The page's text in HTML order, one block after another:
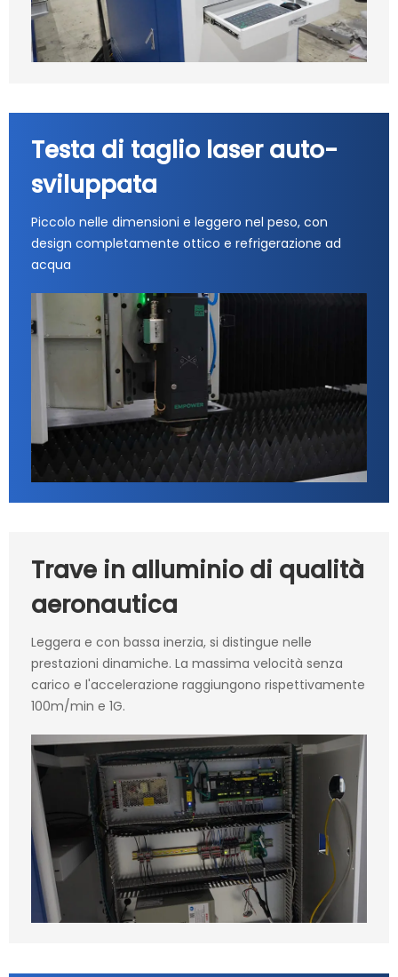
Testa di taglio laser auto-
sviluppata
Piccolo nelle dimensioni e leggero nel peso, con
design completamente ottico e refrigerazione ad
acqua
Trave in alluminio di qualità
aeronautica
Leggera e con bassa inerzia, si distingue nelle
prestazioni dinamiche. La massima velocità senza
carico e l'accelerazione raggiungono rispettivamente
100m/min e 1G.